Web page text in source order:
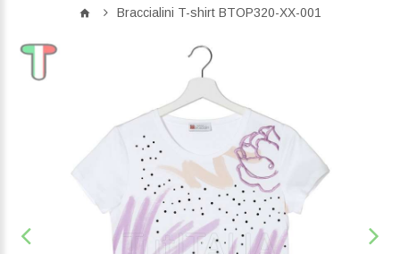
Braccialini T-shirt BTOP320-XX-001